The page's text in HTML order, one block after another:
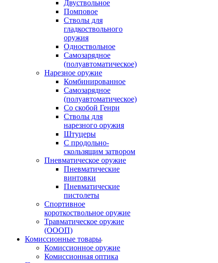
Двуствольное
Помповое
Стволы для
гладкоствольного
оружия
Одноствольное
Самозарядное
(полуавтоматическое)
Нарезное оружие
Комбинированное
Самозарядное
(полуавтоматическое)
Со скобой Генри
Стволы для
нарезного оружия
Штуцеры
С продольно-
скользящим затвором
Пневматическое оружие
Пневматические
винтовки
Пневматические
пистолеты
Спортивное
короткоствольное оружие
Травматическое оружие
(ОООП)
Комиссионные товары
Комиссионное оружие
Комиссионная оптика